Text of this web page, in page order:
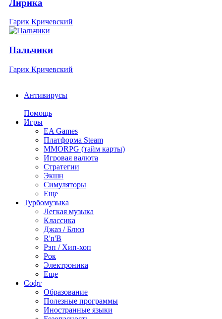
Лирика
Гарик Кричевский
Пальчики
Гарик Кричевский
Антивирусы
Помощь
Игры
EA Games
Платформа Steam
MMORPG (тайм карты)
Игровая валюта
Стратегии
Экшн
Симуляторы
Еще
Турбомузыка
Легкая музыка
Классика
Джаз / Блюз
R'n'B
Рэп / Хип-хоп
Рок
Электроника
Еще
Софт
Образование
Полезные программы
Иностранные языки